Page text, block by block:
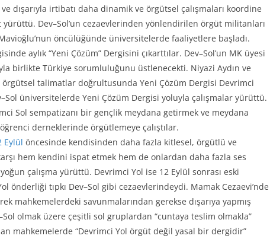
dışarıyla irtibatı daha dinamik ve örgütsel çalışmaları koordine
Dev–Sol’un cezaevlerinden yönlendirilen örgüt militanları
öncülüğünde üniversitelerde faaliyetlere başladı.
aylık “Yeni Çözüm” Dergisini çıkarttılar. Dev–Sol’un MK üyesi
birlikte Türkiye sorumluluğunu üstlenecekti. Niyazi Aydın ve
talimatlar doğrultusunda Yeni Çözüm Dergisi Devrimci
üniversitelerde Yeni Çözüm Dergisi yoluyla çalışmalar yürüttü.
Sol sempatizanı bir gençlik meydana getirmek ve meydana
derneklerinde örgütlemeye çalıştılar.
Eylül öncesinde kendisinden daha fazla kitlesel, örgütlü ve
hem kendini ispat etmek hem de onlardan daha fazla ses
çalışma yürüttü. Devrimci Yol ise 12 Eylül sonrası eski
tıpkı Dev–Sol gibi cezaevlerindeydi. Mamak Cezaevi’nde
mahkemelerdeki savunmalarından gerekse dışarıya yapmış
olmak üzere çeşitli sol gruplardan “cuntaya teslim olmakla”
mahkemelerde “Devrimci Yol örgüt değil yasal bir dergidir”